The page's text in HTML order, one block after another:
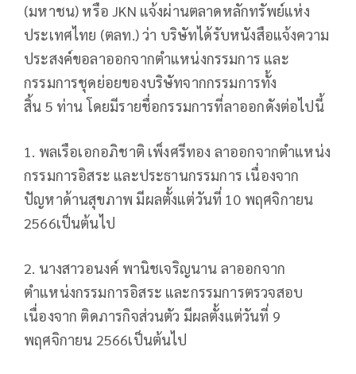
(มหาชน) หรือ JKN แจ้งผ่านตลาดหลักทรัพย์แห่ง
ประเทศไทย (ตลท.) ว่า บริษัทได้รับหนังสือแจ้งความ
ประสงค์ขอลาออกจากตำแหน่งกรรมการ และ
กรรมการชุดย่อยของบริษัทจากกรรมการทั้ง
สิ้น 5 ท่าน โดยมีรายชื่อกรรมการที่ลาออกดังต่อไปนี้
1. พลเรือเอกอภิชาติ เพ็งศรีทอง ลาออกจากตำแหน่ง
กรรมการอิสระ และประธานกรรมการ เนื่องจาก
ปัญหาด้านสุขภาพ มีผลตั้งแต่วันที่ 10 พฤศจิกายน
2566เป็นต้นไป
2. นางสาวอนงค์ พานิชเจริญนาน ลาออกจาก
ตำแหน่งกรรมการอิสระ และกรรมการตรวจสอบ
เนื่องจาก ติดภารกิจส่วนตัว มีผลตั้งแต่วันที่ 9
พฤศจิกายน 2566เป็นต้นไป